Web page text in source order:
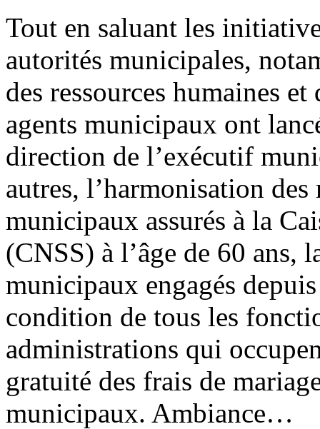
Tout en saluant les
autorités municipales,
des ressources humaines
agents municipaux ont
direction de l’exécutif
autres, l’harmonisation
municipaux assurés à la
(CNSS) à l’âge de 60 ans,
municipaux engagés
condition de tous les
administrations qui
gratuité des frais de
municipaux. Ambiance…